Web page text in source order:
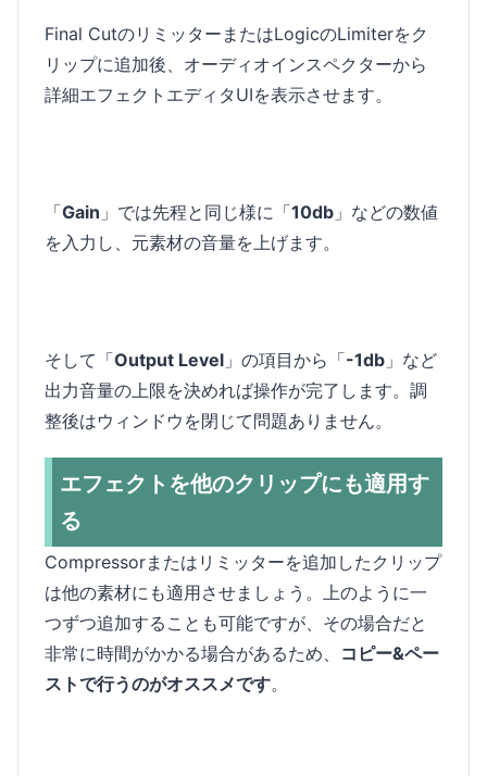
Final CutのリミッターまたはLogicのLimiterをク
リップに追加後、オーディオインスペクターから
詳細エフェクトエディタUIを表示させます。
「Gain 」では先程と同じ様に「10db 」などの数値
を入力し、元素材の音量を上げます。
そして「Output Level 」の項目から「-1db 」など
出力音量の上限を決めれば操作が完了します。調
整後はウィンドウを閉じて問題ありません。
エフェクトを他のクリップにも適用す
る
Compressorまたはリミッターを追加したクリップ
は他の素材にも適用させましょう。上のように一
つずつ追加することも可能ですが、その場合だと
非常に時間がかかる場合があるため、 コピー&ペー
ストで行うのがオススメです。